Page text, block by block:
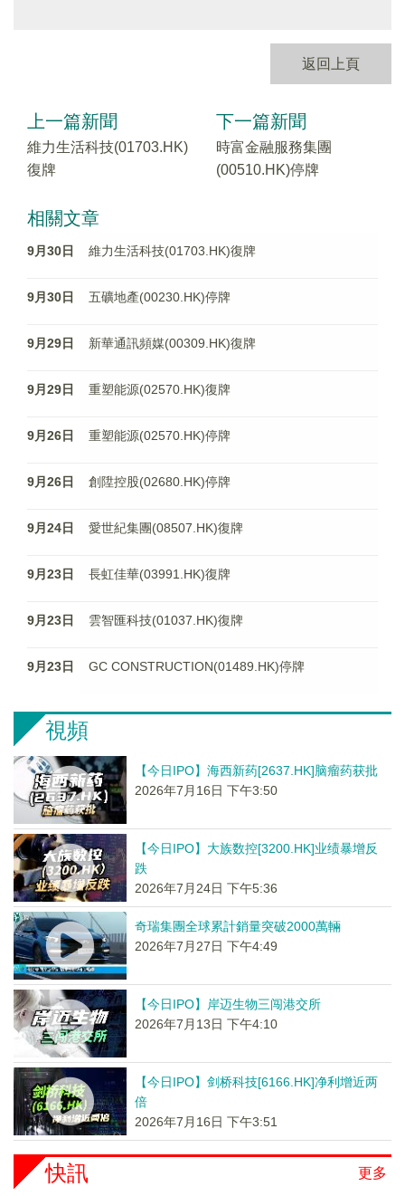
返回上頁
上一篇新聞
維力生活科技(01703.HK)
復牌
下一篇新聞
時富金融服務集團
(00510.HK)停牌
相關文章
9月30日 維力生活科技(01703.HK)復牌
9月30日 五礦地產(00230.HK)停牌
9月29日 新華通訊頻媒(00309.HK)復牌
9月29日 重塑能源(02570.HK)復牌
9月26日 重塑能源(02570.HK)停牌
9月26日 創陞控股(02680.HK)停牌
9月24日 愛世紀集團(08507.HK)復牌
9月23日 長虹佳華(03991.HK)復牌
9月23日 雲智匯科技(01037.HK)復牌
9月23日 GC CONSTRUCTION(01489.HK)停牌
視頻
【今日IPO】海西新药[2637.HK]脑瘤药获批
2026年7月16日 下午3:50
【今日IPO】大族数控[3200.HK]业绩暴增反
跌
2026年7月24日 下午5:36
奇瑞集團全球累計銷量突破2000萬輛
2026年7月27日 下午4:49
【今日IPO】岸迈生物三闯港交所
2026年7月13日 下午4:10
【今日IPO】剑桥科技[6166.HK]净利增近两
倍
2026年7月16日 下午3:51
更多
快訊